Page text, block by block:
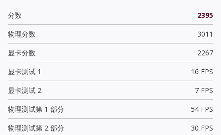
分数
2395
物理分数
3011
显卡分数
2267
显卡测试 1
16 FPS
显卡测试 2
7 FPS
物理测试第 1 部分
54 FPS
物理测试第 2 部分
30 FPS